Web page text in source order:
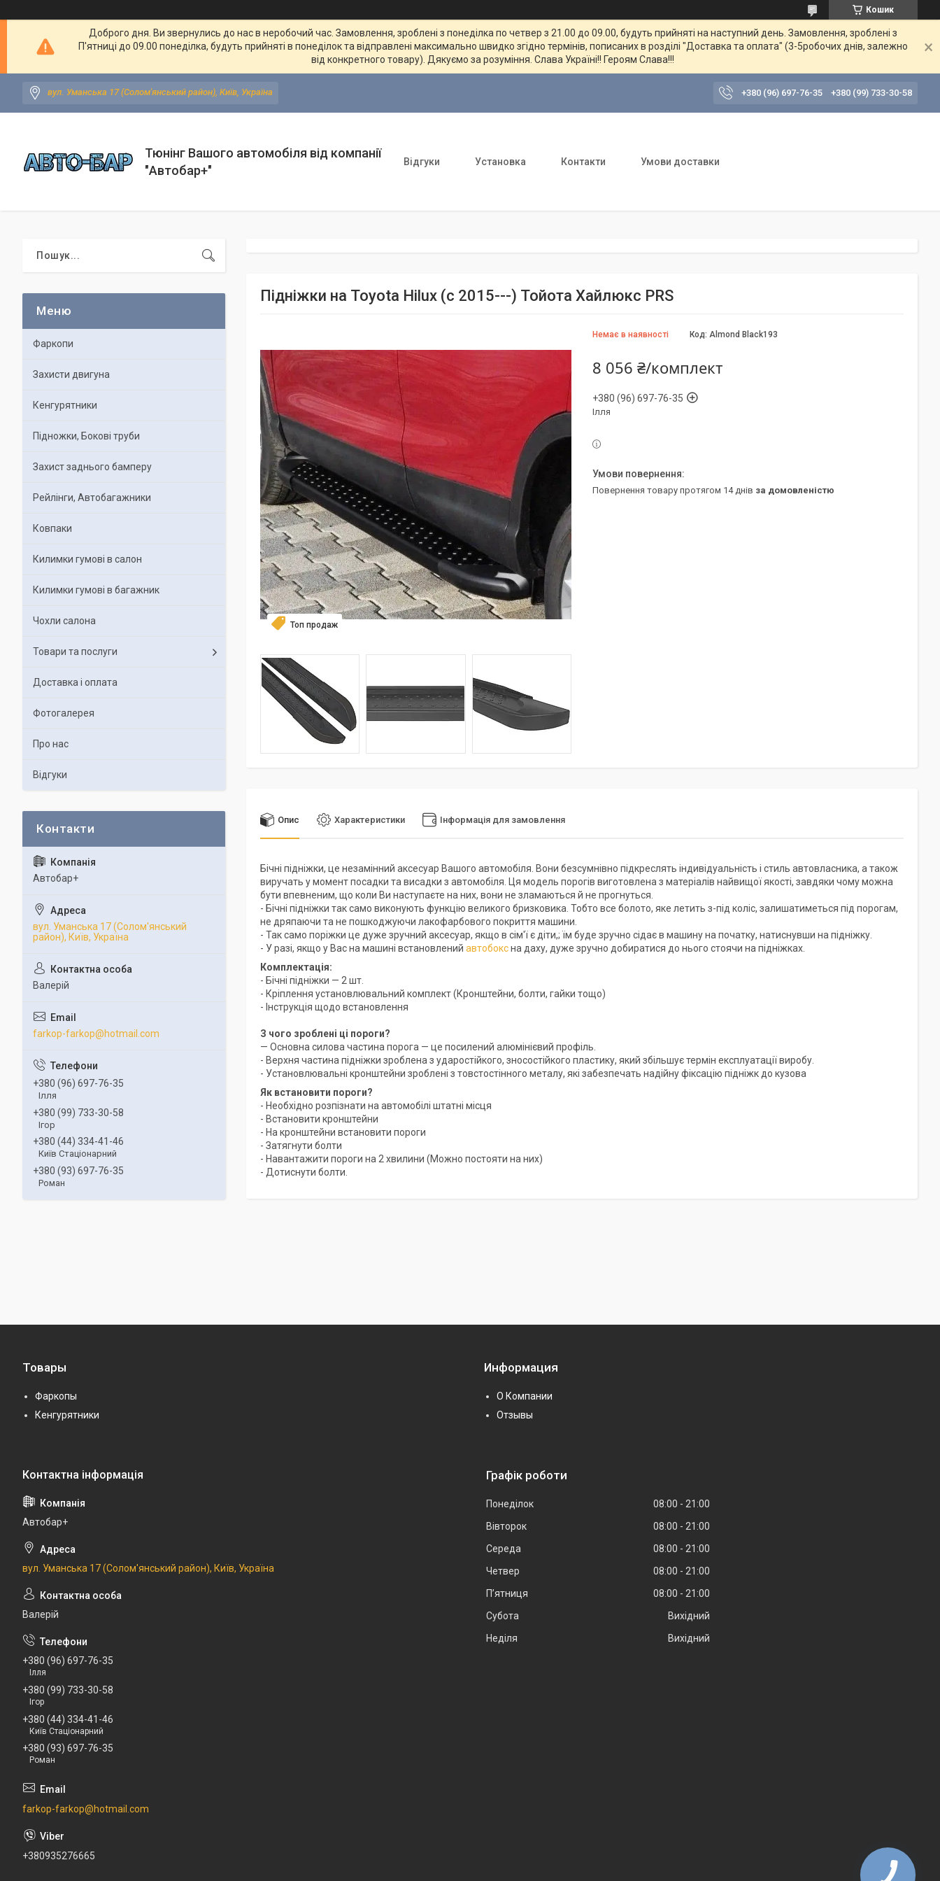
Кошик
Доброго дня. Ви звернулись до нас в неробочий час. Замовлення, зроблені з понеділка по четвер з 21.00 до 09.00, будуть прийняті на наступний день. Замовлення, зроблені з
П'ятниці до 09.00 понеділка, будуть прийняті в понеділок та відправлені максимально швидко згідно термінів, пописаних в розділі "Доставка та оплата" (3-5робочих днів, залежно
від конкретного товару). Дякуємо за розуміння. Слава Україні!! Героям Слава!!!
вул. Уманська 17 (Солом'янський район), Київ, Україна +380 (96) 697-76-35 +380 (99) 733-30-58
Тюнінг Вашого автомобіля від компанії
"Автобар+"
Відгуки Установка Контакти Умови доставки
Підніжки на Toyota Hilux (c 2015---) Тойота Хайлюкс PRS
Топ продаж
Немає в наявності Код: Almond Black193
8 056 ₴/комплект
+380 (96) 697-76-35
Ілля
повернення товару протягом 14 днів за домовленістю
Опис Характеристики Інформація для замовлення
Бічні підніжки, це незамінний аксесуар Вашого автомобіля. Вони безсумнівно підкреслять індивідуальність і стиль автовласника, а також
виручать у момент посадки та висадки з автомобіля. Ця модель порогів виготовлена з матеріалів найвищої якості, завдяки чому можна
бути впевненим, що коли Ви наступаєте на них, вони не зламаються й не прогнуться.
- Бічні підніжки так само виконують функцію великого бризковика. Тобто все болото, яке летить з-під коліс, залишатиметься під порогам,
не дряпаючи та не пошкоджуючи лакофарбового покриття машини.
- Так само поріжки це дуже зручний аксесуар, якщо в сім'ї є діти,; їм буде зручно сідає в машину на початку, натиснувши на підніжку.
- У разі, якщо у Вас на машині встановлений автобоксна даху, дуже зручно добиратися до нього стоячи на підніжках.
Комплектація:
- Бічні підніжки — 2 шт.
- Кріплення установлювальний комплект (Кронштейни, болти, гайки тощо)
- Інструкція щодо встановлення
З чого зроблені ці пороги?
— Основна силова частина порога — це посилений алюмінієвий профіль.
- Верхня частина підніжки зроблена з ударостійкого, зносостійкого пластику, який збільшує термін експлуатації виробу.
- Установлювальні кронштейни зроблені з товстостінного металу, які забезпечать надійну фіксацію підніжк до кузова
Як встановити пороги?
- Необхідно розпізнати на автомобілі штатні місця
- Встановити кронштейни
- На кронштейни встановити пороги
- Затягнути болти
- Навантажити пороги на 2 хвилини (Можно постояти на них)
- Дотиснути болти.
Фаркопи
Захисти двигуна
Кенгурятники
Підножки, Бокові труби
Захист заднього бамперу
Рейлінги, Автобагажники
Ковпаки
Килимки гумові в салон
Килимки гумові в багажник
Чохли салона
Товари та послуги
Доставка і оплата
Фотогалерея
Про нас
Відгуки
Автобар+
вул. Уманська 17 (Солом'янський
район), Київ, Україна
Валерій
farkop-farkop@hotmail.com
+380 (96) 697-76-35
Ілля
+380 (99) 733-30-58
Ігор
+380 (44) 334-41-46
Київ Стаціонарний
+380 (93) 697-76-35
Роман
Товары
Фаркопы
Кенгурятники
Информация
О Компании
Отзывы
Автобар+
вул. Уманська 17 (Солом'янський район), Київ, Україна
Валерій
+380 (96) 697-76-35
Ілля
+380 (99) 733-30-58
Ігор
+380 (44) 334-41-46
Київ Стаціонарний
+380 (93) 697-76-35
Роман
farkop-farkop@hotmail.com
+380935276665
Графік роботи
Понеділок 08:00
21:00
Вівторок
08:00
21:00
Середа
08:00
21:00
Четвер
08:00
21:00
Пʼятниця
08:00
21:00
Субота
Вихідний
Неділя
Вихідний